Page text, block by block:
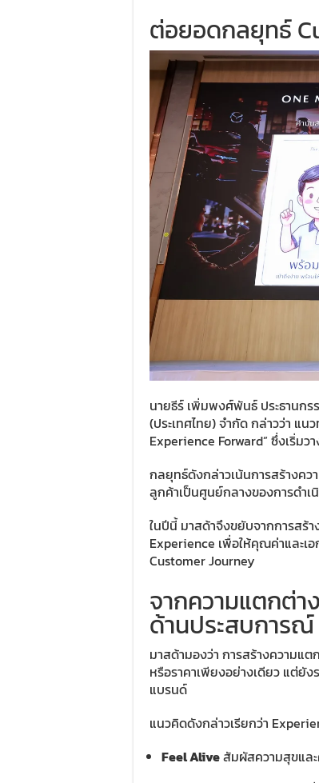
ต่อยอดกลยุทธ์
นายธีร์ เพิ่มพงศ์พันธ์ ประธานกร
(ประเทศไทย) จำกัด กล่าวว่า แ
Experience Forward” ซึ่งเริ่มว
กลยุทธ์ดังกล่าวเน้นการสร้างคว
ลูกค้าเป็นศูนย์กลางของการดำ
ในปีนี้ มาสด้าจึงขยับจากการสร้
Experience เพื่อให้คุณค่าและ
Customer Journey
จากความแตกต่
ด้านประสบการณ์
มาสด้ามองว่า การสร้างความแ
หรือราคาเพียงอย่างเดียว แต่
แบรนด์
แนวคิดดังกล่าวเรียกว่า
Feel Aliveสัมผัสความสุขแล